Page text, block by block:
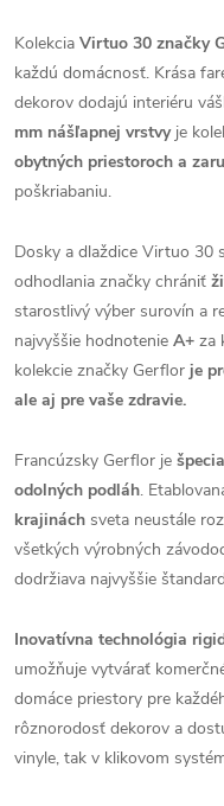
Kolekcia Virtuo 30 značky
každú domácnosť. Krása
dekorov dodajú interiéru
mm nášľapnej vrstvyje
obytných priestoroch a
poškriabaniu.
Dosky a dlaždice Virtuo 30
odhodlania značky chrániť
starostlivý výber surovín a
najvyššie hodnotenie A+ za
kolekcie značky Gerflor je
ale aj pre vaše zdravie.
Francúzsky Gerflor je
odolných podláh.
krajinách sveta neustále
všetkých výrobných
dodržiava najvyššie
Inovatívna technológia
umožňuje vytvárať
domáce priestory pre
rôznorodosť dekorov a
vinyle, tak v klikovom